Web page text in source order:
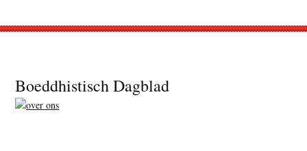
Footer
Boeddhistisch Dagblad